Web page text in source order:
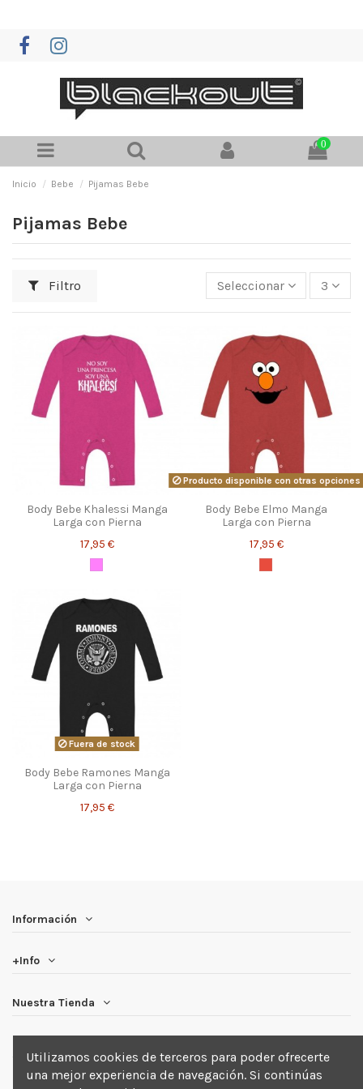
0
Inicio Bebe Pijamas Bebe
Pijamas Bebe
Filtro Seleccionar 3
Body Bebe Khalessi Manga
Larga con Pierna
17,95 €
Producto disponible con otras opciones
Body Bebe Elmo Manga
Larga con Pierna
17,95 €
Fuera de stock
Body Bebe Ramones Manga
Larga con Pierna
17,95 €
Información
+Info
Nuestra Tienda
Utilizamos cookies de terceros para poder ofrecerte
una mejor experiencia de navegación. Si continúas